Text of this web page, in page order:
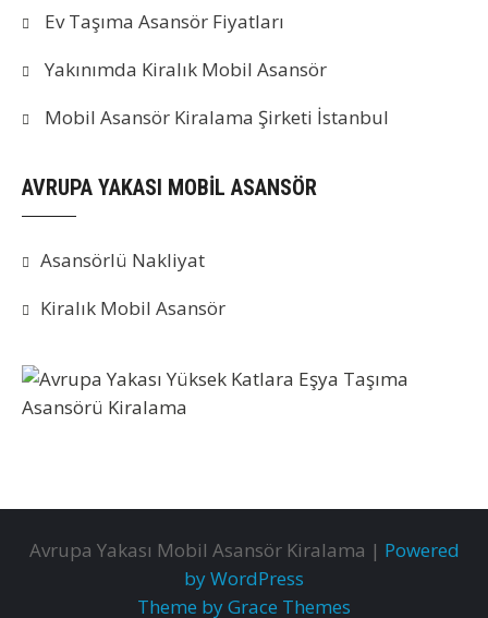
Ev Taşıma Asansör Fiyatları
Yakınımda Kiralık Mobil Asansör
Mobil Asansör Kiralama Şirketi İstanbul
AVRUPA YAKASI MOBİL ASANSÖR
Asansörlü Nakliyat
Kiralık Mobil Asansör
Avrupa Yakası Mobil Asansör Kiralama | Powered
by WordPress
Theme by Grace Themes